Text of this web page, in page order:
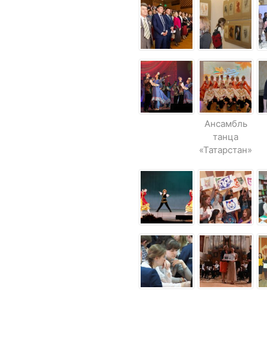
Ансамбль
танца
«Татарстан»